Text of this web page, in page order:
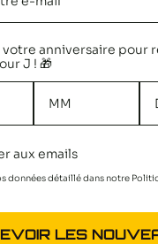
7
VR3
votre anniversaire pour
J ! 🎁
aux emails
données détaillé dans notre
LES